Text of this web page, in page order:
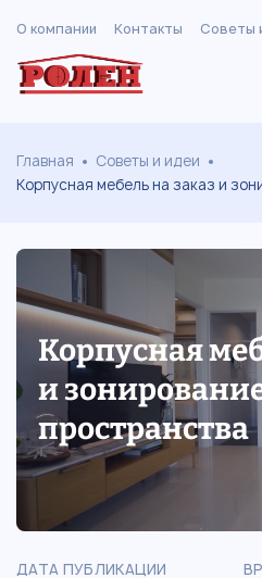
О компании Контакты Советы
Главная
Советы и идеи
Корпусная мебель на заказ и
Корпусная
и
пространства
ДАТА ПУБЛИКАЦИИ